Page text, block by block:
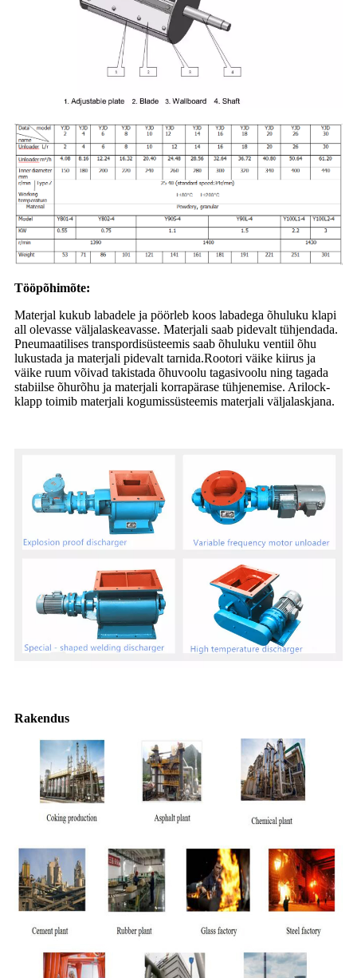
Tööpõhimõte:
Materjal kukub labadele ja pöörleb koos labadega õhuluku klapi
all olevasse väljalaskeavasse. Materjali saab pidevalt tühjendada.
Pneumaatilises transpordisüsteemis saab õhuluku ventiil õhu
lukustada ja materjali pidevalt tarnida.Rootori väike kiirus ja
väike ruum võivad takistada õhuvoolu tagasivoolu ning tagada
stabiilse õhurõhu ja materjali korrapärase tühjenemise. Arilock-
klapp toimib materjali kogumissüsteemis materjali väljalaskjana.
Rakendus